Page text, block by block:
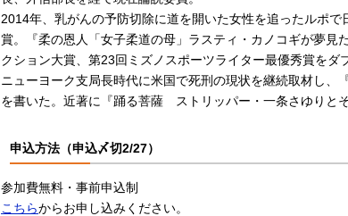
2014年、乳がんの予防切除に道を開いた女性を追ったルポ
賞。『柔の恩人「女子柔道の母」ラスティ・カノコギが夢見
クション大賞、第23回ミズノスポーツライター最優秀賞をダ
ニューヨーク支局長時代に米国で死刑の現状を継続取材し、
を書いた。近著に『踊る菩薩 ストリッパー・一条さゆりとそ
申込方法（申込〆切2/27）
参加費無料・事前申込制
こちらからお申し込みください。